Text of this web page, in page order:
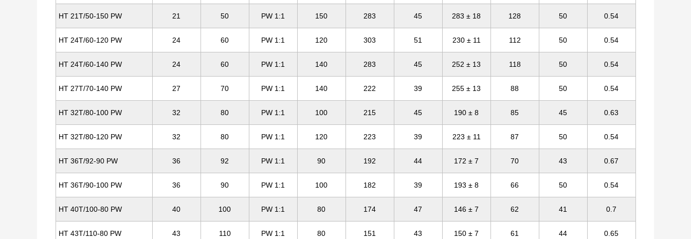
HT 21T/50-150 PW 21 50 PW 1:1 150 283 45 283 ± 18 128 50 0.54
HT 24T/60-120 PW 24 60 PW 1:1 120 303 51 230 ± 11 112 50 0.54
HT 24T/60-140 PW 24 60 PW 1:1 140 283 45 252 ± 13 118 50 0.54
HT 27T/70-140 PW 27 70 PW 1:1 140 222 39 255 ± 13 88 50 0.54
HT 32T/80-100 PW 32 80 PW 1:1 100 215 45 190 ± 8 85 45 0.63
HT 32T/80-120 PW 32 80 PW 1:1 120 223 39 223 ± 11 87 50 0.54
HT 36T/92-90 PW 36 92 PW 1:1 90 192 44 172 ± 7 70 43 0.67
HT 36T/90-100 PW 36 90 PW 1:1 100 182 39 193 ± 8 66 50 0.54
HT 40T/100-80 PW 40 100 PW 1:1 80 174 47 146 ± 7 62 41 0.7
HT 43T/110-80 PW 43 110 PW 1:1 80 151 43 150 ± 7 61 44 0.65